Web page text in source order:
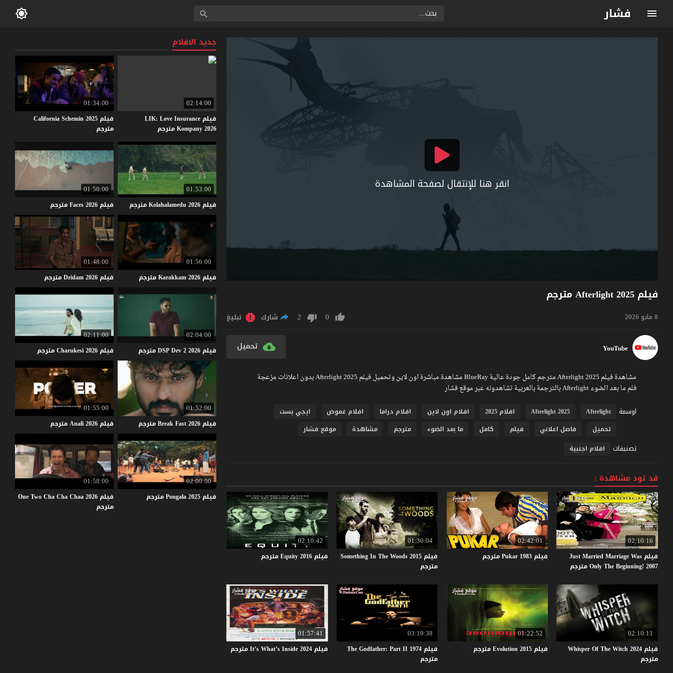
فشار
انقر هنا للإنتقال لصفحة المشاهدة
فيلم Afterlight 2025 مترجم
8 مايو 2026 0
2 شارك تبليغ
YouTube تحميل
مشاهدة فيلم Afterlight 2025 مترجم كامل جودة عالية BlueRay مشاهدة مباشرة اون لاين وتحميل فيلم Afterlight 2025 بدون اعلانات مزعجة
فلم ما بعد الضوء Afterlight بالترجمة بالعربية تشاهدونه عبر موقع فشار
اوسمة
Afterlight
Afterlight 2025 افلام 2025 افلام اون لاين افلام دراما افلام غموض
ايجي بست
تحميل
فاصل اعلاني فيلم كامل ما بعد الضوء مترجم مشاهدة موقع فشار
تصنيفات افلام اجنبية
قد تود مشاهدة :
02:10:16
فيلم Just Married Marriage Was
Only The Beginning! 2007 مترجم
02:42:01
فيلم Pukar 1983 مترجم
01:30:04
فيلم Something In The Woods 2015
مترجم
02:10:42
فيلم Equity2016 مترجم
02:10:11
فيلم Whisper Of The Witch 2024
مترجم
01:22:52
فيلم Evolution2015 مترجم
03:19:38
فيلم The Godfather: Part II 1974
مترجم
01:57:41
فيلم It’sWhat’sInside2024 مترجم
جديد الافلام
02:14:00
فيلم LIK: Love Insurance
Kompany 2026 مترجم
01:34:00
فيلم California Schemin 2025
مترجم
01:53:00
فيلم Kolahalamedu2026 مترجم
01:50:00
فيلم Faces2026 مترجم
01:56:00
فيلم Karakkam2026 مترجم
01:48:00
فيلم Dridam2026 مترجم
02:04:00
فيلم DSPDev22026 مترجم
02:11:00
فيلم Charukesi2026 مترجم
01:52:00
فيلم BreakFast2026 مترجم
01:55:00
فيلم Anali2026 مترجم
02:00:00
فيلم Pongala2025 مترجم
01:58:00
فيلم One Two Cha Cha Chaa 2026
مترجم